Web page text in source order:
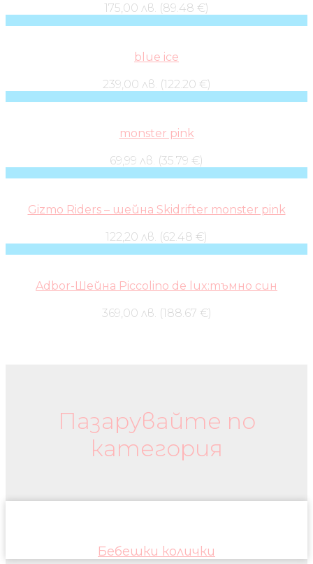
175,00 лв. (89.48 €)
blue ice
239,00 лв. (122.20 €)
monster pink
69,99 лв. (35.79 €)
Gizmo Riders – шейна Skidrifter monster pink
122,20 лв. (62.48 €)
Adbor-Шейна Piccolino de lux:тъмно син
369,00 лв. (188.67 €)
Пазарувайте по
категория
Бебешки колички